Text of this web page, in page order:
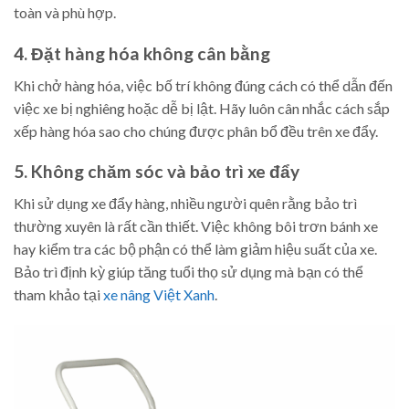
toàn và phù hợp.
4. Đặt hàng hóa không cân bằng
Khi chở hàng hóa, việc bố trí không đúng cách có thể dẫn đến
việc xe bị nghiêng hoặc dễ bị lật. Hãy luôn cân nhắc cách sắp
xếp hàng hóa sao cho chúng được phân bổ đều trên xe đẩy.
5. Không chăm sóc và bảo trì xe đẩy
Khi sử dụng xe đẩy hàng, nhiều người quên rằng bảo trì
thường xuyên là rất cần thiết. Việc không bôi trơn bánh xe
hay kiểm tra các bộ phận có thể làm giảm hiệu suất của xe.
Bảo trì định kỳ giúp tăng tuổi thọ sử dụng mà bạn có thể
tham khảo tạixe nâng Việt Xanh.